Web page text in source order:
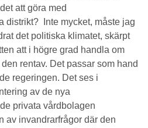
att göra med
distrikt? Inte mycket, måste jag
det politiska klimatet, skärpt
att i högre grad handla om
rentav. Det passar som hand
regeringen. Det ses i
av de nya
privata vårdbolagen
av invandrarfrågor där den